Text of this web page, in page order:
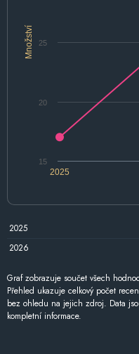
Množství
2025
15
20
25
2025
2026
Graf zobrazuje součet všech
Přehled ukazuje celkový počet
bez ohledu na jejich zdroj. Data
kompletní informace.